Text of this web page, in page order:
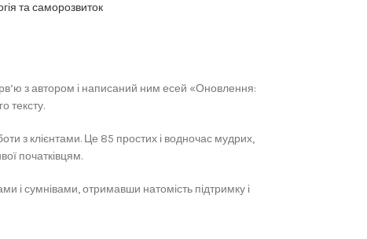
та саморозвиток
з автором і написаний ним есей «Оновлення:
тексту.
з клієнтами. Це 85 простих і водночас мудрих,
початківцям.
і сумнівами, отримавши натомість підтримку і